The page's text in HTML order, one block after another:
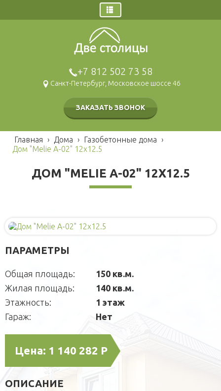
Брусовые дома
Газобетонные дома
Гаражи и навесы
Брусовые
Наши работы
Блок-контейнеры
СРБК
Игровые домики
Для питомцев
Будки каркасные
Домики для кошек
Садовая мебель
Оголовки для колодцев
О компании
Дополнительные работы
+7 812 502 73 58
Санкт-Петербург, Московское шоссе 46
ЗАКАЗАТЬ ЗВОНОК
Главная › Дома › Газобетонные дома
›
Дом "Melie A-02" 12x12.5
ДОМ "MELIE A-02" 12X12.5
ПАРАМЕТРЫ
Общая площадь:
150 кв.м.
Жилая площадь:
140 кв.м.
Этажность:
1 этаж
Гараж:
Нет
Цена: 1 140 282 Р
ОПИСАНИЕ